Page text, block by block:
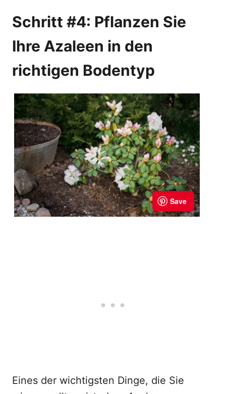
Schritt #4: Pflanzen Sie
Ihre Azaleen in den
richtigen Bodentyp
Eines der wichtigsten Dinge, die Sie